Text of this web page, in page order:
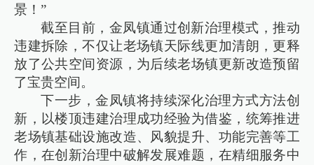
景！”
截至目前，金凤镇通过创新治理模式，推动
违建拆除，不仅让老场镇天际线更加清朗，更释
放了公共空间资源，为后续老场镇更新改造预留
了宝贵空间。
下一步，金凤镇将持续深化治理方式方法创
新，以楼顶违建治理成功经验为借鉴，统筹推进
老场镇基础设施改造、风貌提升、功能完善等工
作，在创新治理中破解发展难题，在精细服务中